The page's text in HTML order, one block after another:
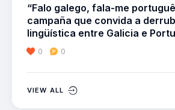
“Falo galego, fala-me
campaña que convida a
lingüística entre Galicia e
0 0
VIEW ALL